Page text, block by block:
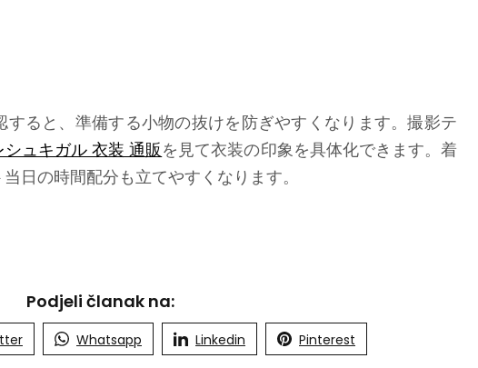
ると、準備する小物の抜けを防ぎやすくなります。撮影テ
ュキガル 衣装 通販を見て衣装の印象を具体化できます。着
日の時間配分も立てやすくなります。
Podjeli članak na:
Whatsapp Linkedin Pinterest